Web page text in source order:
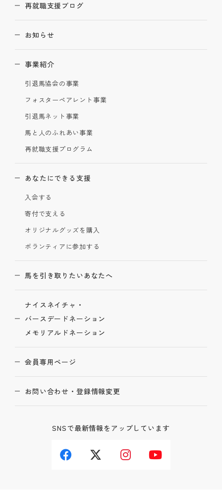
再就職支援ブログ
お知らせ
事業紹介
引退馬協会の事業
フォスターペアレント事業
引退馬ネット事業
馬と人のふれあい事業
再就職支援プログラム
あなたにできる支援
入会する
寄付で支える
オリジナルグッズを購入
ボランティアに参加する
馬を引き取りたいあなたへ
ナイスネイチャ・
バースデードネーション
メモリアルドネーション
会員専用ページ
お問い合わせ・登録情報変更
SNSで最新情報をアップしています